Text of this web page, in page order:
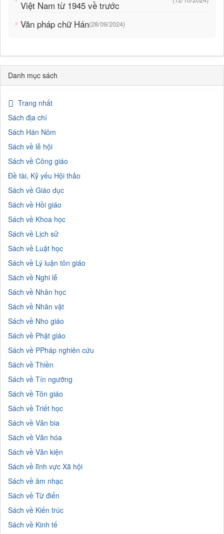
Việt Nam từ 1945 về trước
Văn pháp chữ Hán(28/09/2024)
Danh mục sách
Trang nhất
Sách địa chí
Sách Hán Nôm
Sách về lễ hội
Sách về Công giáo
Đề tài, Kỷ yếu Hội thảo
Sách về Giáo dục
Sách về Hồi giáo
Sách về Khoa học
Sách về Lịch sử
Sách về Luật học
Sách về Lý luận tôn giáo
Sách về Nghi lễ
Sách về Nhân học
Sách về Nhân vật
Sách về Nho giáo
Sách về Phật giáo
Sách về PPháp nghiên cứu
Sách về Thiền
Sách về Tín ngưỡng
Sách về Tôn giáo
Sách về Triết học
Sách về Văn bia
Sách về Văn hóa
Sách về Văn kiện
Sách về lĩnh vực Xã hội
Sách về âm nhạc
Sách về Từ điển
Sách về Kiến trúc
Sách về Kinh tế